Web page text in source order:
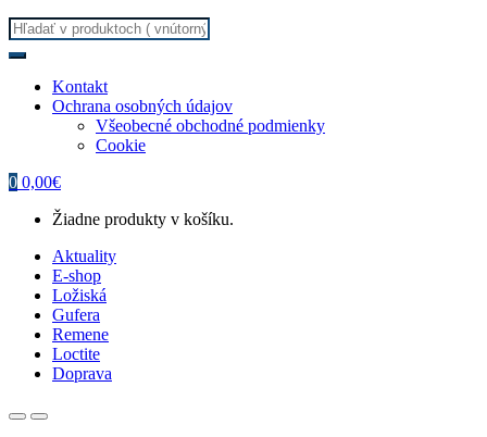
Search
for:
Kontakt
Ochrana osobných údajov
Všeobecné obchodné podmienky
Cookie
0 0,00€
Žiadne produkty v košíku.
Aktuality
E-shop
Ložiská
Gufera
Remene
Loctite
Doprava